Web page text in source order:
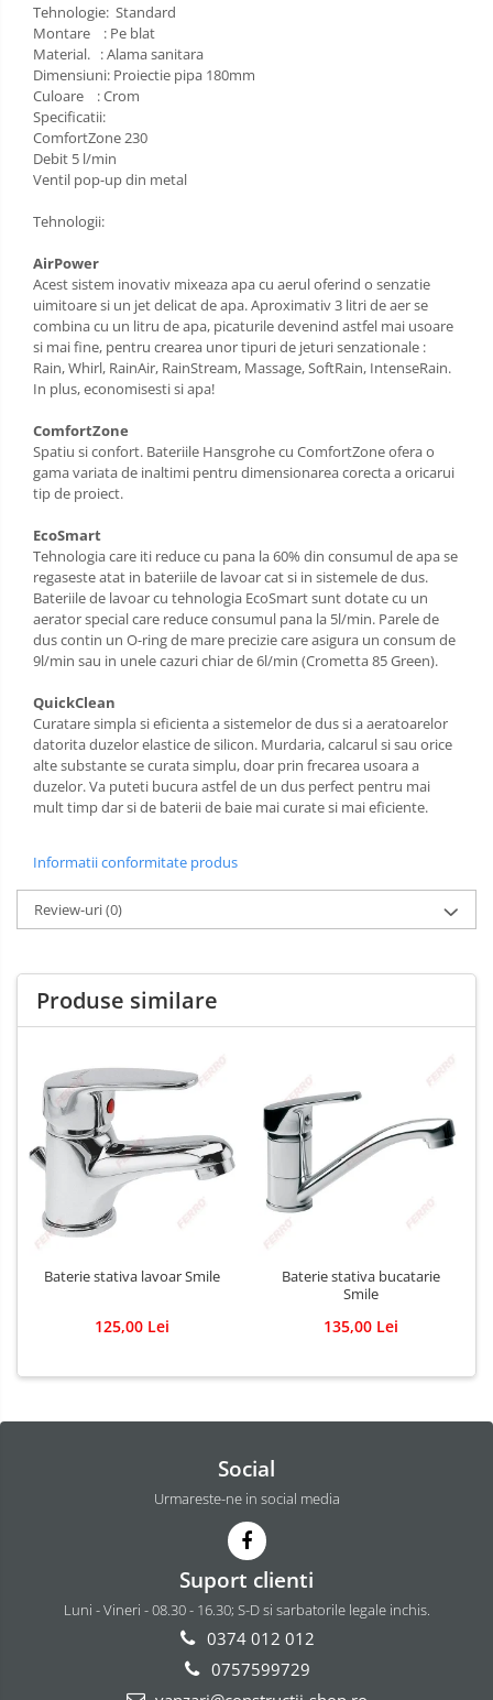
Tehnologie: Standard
Montare : Pe blat
Material. : Alama sanitara
Dimensiuni: Proiectie pipa 180mm
Culoare : Crom
Specificatii:
ComfortZone 230
Debit 5 l/min
Ventil pop-up din metal
Tehnologii:
AirPower
Acest sistem inovativ mixeaza apa cu aerul oferind o senzatie
uimitoare si un jet delicat de apa. Aproximativ 3 litri de aer se
combina cu un litru de apa, picaturile devenind astfel mai usoare
si mai fine, pentru crearea unor tipuri de jeturi senzationale :
Rain, Whirl, RainAir, RainStream, Massage, SoftRain, IntenseRain.
In plus, economisesti si apa!
ComfortZone
Spatiu si confort. Bateriile Hansgrohe cu ComfortZone ofera o
gama variata de inaltimi pentru dimensionarea corecta a oricarui
tip de proiect.
EcoSmart
Tehnologia care iti reduce cu pana la 60% din consumul de apa se
regaseste atat in bateriile de lavoar cat si in sistemele de dus.
Bateriile de lavoar cu tehnologia EcoSmart sunt dotate cu un
aerator special care reduce consumul pana la 5l/min. Parele de
dus contin un O-ring de mare precizie care asigura un consum de
9l/min sau in unele cazuri chiar de 6l/min (Crometta 85 Green).
QuickClean
Curatare simpla si eficienta a sistemelor de dus si a aeratoarelor
datorita duzelor elastice de silicon. Murdaria, calcarul si sau orice
alte substante se curata simplu, doar prin frecarea usoara a
duzelor. Va puteti bucura astfel de un dus perfect pentru mai
mult timp dar si de baterii de baie mai curate si mai eficiente.
Informatii conformitate produs
Review-uri(0)
Produse similare
Baterie stativa lavoar Smile
125,00 Lei
Baterie stativa bucatarie
Smile
135,00 Lei
Social
Urmareste-ne in social media
Suport clienti
Luni - Vineri - 08.30 - 16.30; S-D si sarbatorile legale inchis.
0374 012 012
0757599729